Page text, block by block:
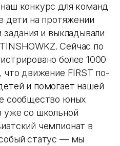
конкурс для команд
дети на протяжении
задания и выкладывали
Сейчас по
более 1000
движение FIRST по-
и помогает нашей
сообщество юных
уже со школьной
чемпионат в
статус — мы